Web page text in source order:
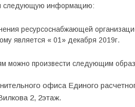
следующую информацию:
ресурсоснабжающей
является « 01» декабря 2019г.
можно произвести следующим
офиса Единого
2, 2этаж.